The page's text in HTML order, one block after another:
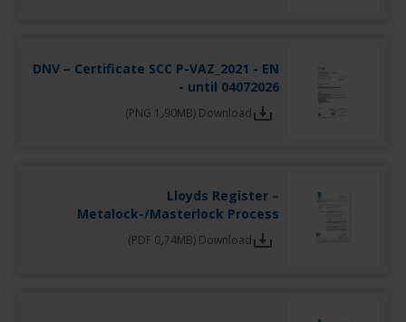
DNV – Certificate SCC P-VAZ_2021 - EN
- until 04072026
Download (PNG 1٫90MB)
Lloyds Register –
Metalock-/Masterlock Process
Download (PDF 0٫74MB)